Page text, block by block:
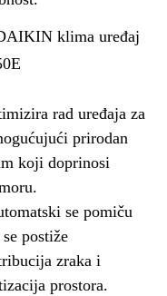
klima uređaj
rad uređaja za
prirodan
koji doprinosi
se pomiču
postiže
zraka i
prostora.